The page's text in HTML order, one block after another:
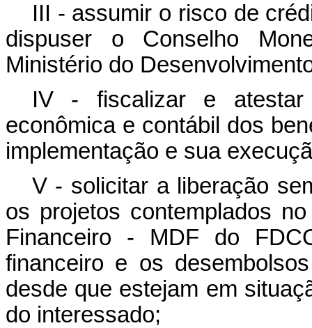
III - assumir o risco de
dispuser o Conselho
Ministério do
IV - fiscalizar e atestar
econômica e contábil dos
implementação e sua
V - solicitar a liberação
os projetos contemplados
Financeiro - MDF do
financeiro e os
desde que estejam em
do interessado;